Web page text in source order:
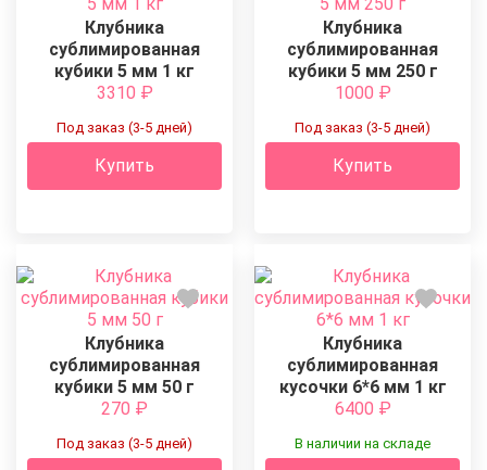
Клубника
сублимированная
кубики 5 мм 1 кг
3310 ₽
Под заказ (3-5 дней)
Купить
Клубника
сублимированная
кубики 5 мм 250 г
1000 ₽
Под заказ (3-5 дней)
Купить
Клубника
сублимированная
кубики 5 мм 50 г
270 ₽
Под заказ (3-5 дней)
Клубника
сублимированная
кусочки 6*6 мм 1 кг
6400 ₽
В наличии на складе